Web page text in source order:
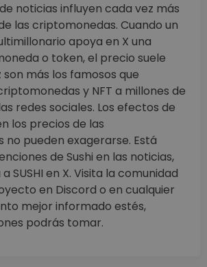
noticias influyen cada vez más
las criptomonedas. Cuando un
apoya en X una
o token, el precio suele
son más los famosos que
y NFT a millones de
redes sociales. Los efectos de
los precios de las
pueden exagerarse. Está
de Sushi en las noticias,
SUSHI en X. Visita la comunidad
en Discord o en cualquier
mejor informado estés,
podrás tomar.